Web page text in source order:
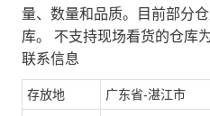
量、数量和品质。目前部分
库。 不支持现场看货的仓库
联系信息
存放地 广东省-湛江市